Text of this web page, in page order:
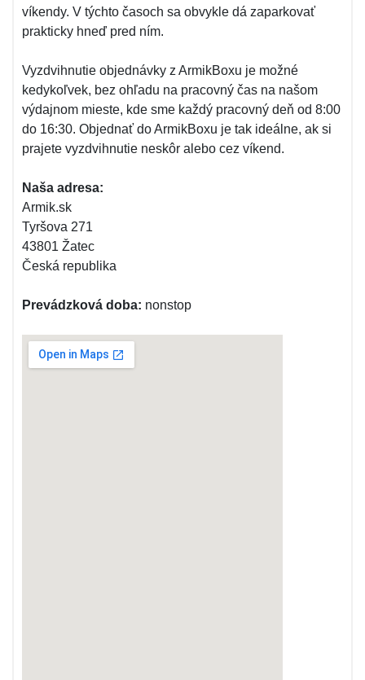
víkendy. V týchto časoch sa obvykle dá zaparkovať
prakticky hneď pred ním.
Vyzdvihnutie objednávky z ArmikBoxu je možné
kedykoľvek, bez ohľadu na pracovný čas na našom
výdajnom mieste, kde sme každý pracovný deň od 8:00
do 16:30. Objednať do ArmikBoxu je tak ideálne, ak si
prajete vyzdvihnutie neskôr alebo cez víkend.
Naša adresa:
Armik.sk
Tyršova 271
43801 Žatec
Česká republika
Prevádzková doba: nonstop